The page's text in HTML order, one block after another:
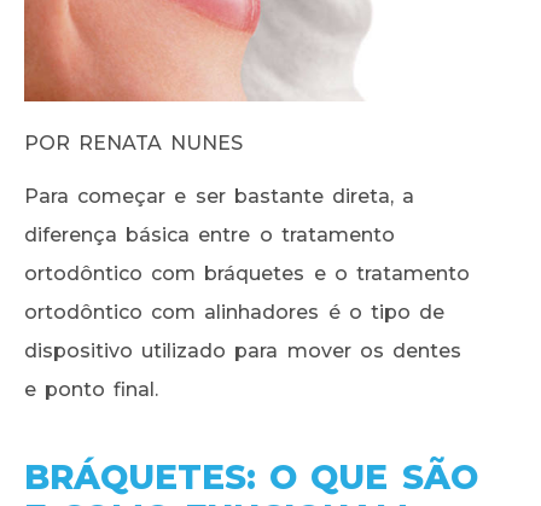
POR RENATA NUNES
Para começar e ser bastante direta, a
diferença básica entre o tratamento
ortodôntico com bráquetes e o tratamento
ortodôntico com alinhadores é o tipo de
dispositivo utilizado para mover os dentes
e ponto final.
BRÁQUETES: O QUE SÃO